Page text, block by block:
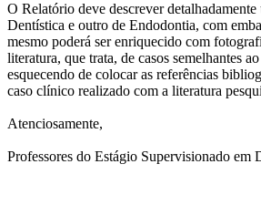
O Relatório deve descrever
Dentística e outro de Endodontia, com
mesmo poderá ser enriquecido com
literatura, que trata, de casos semelhantes
esquecendo de colocar as referências
caso clínico realizado com a literatura
Atenciosamente,
Professores do Estágio Supervisionado em